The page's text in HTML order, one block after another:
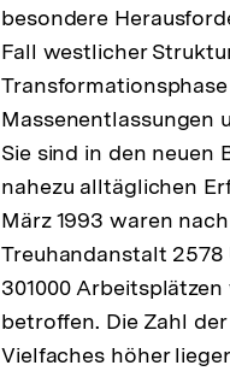
besondere
Fall westlicher
Massenentlassungen
Sie sind in den neuen
nahezu alltäglichen
März 1993 waren
Treuhandanstalt
301000
betroffen. Die Zahl
Vielfaches höher